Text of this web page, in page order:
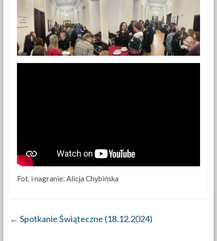
Fot. i nagranie: Alicja Chybińska
← Spotkanie Świąteczne (18.12.2024)